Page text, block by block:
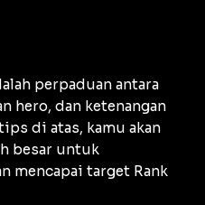
perpaduan antara
hero, dan ketenangan
di atas, kamu akan
besar untuk
mencapai target Rank